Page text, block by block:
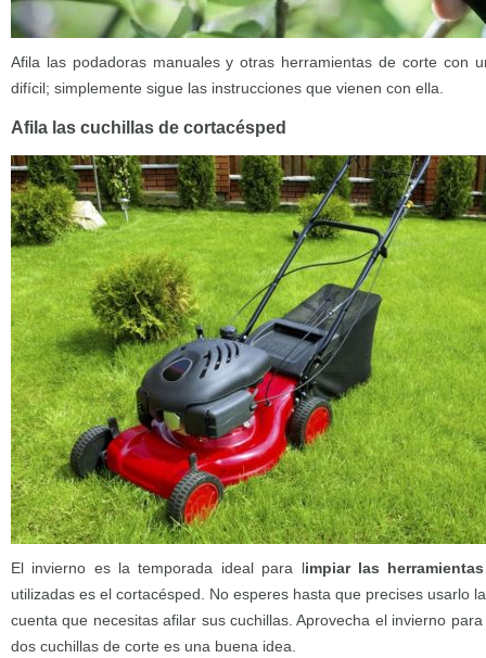
Afila las podadoras manuales y otras herramientas de corte con
difícil; simplemente sigue las instrucciones que vienen con ella.
Afila las cuchillas de cortacésped
El invierno es la temporada ideal para limpiar las
utilizadas es el cortacésped. No esperes hasta que precises usarlo
cuenta que necesitas afilar sus cuchillas. Aprovecha el invierno
dos cuchillas de corte es una buena idea.